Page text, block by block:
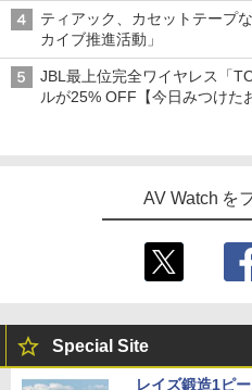
ティアック、カセットテープ
カイブ推進活動」
JBL最上位完全ワイヤレス「
ルが25% OFF【今日みつけた
AV Watch を
Special Site
レイズ鍛造1ピ